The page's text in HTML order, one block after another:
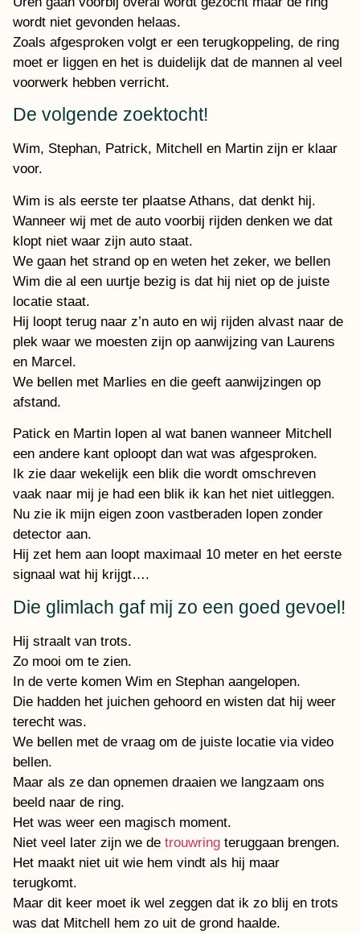
wordt niet gevonden helaas.
Zoals afgesproken volgt er een terugkoppeling, de ring
moet er liggen en het is duidelijk dat de mannen al veel
voorwerk hebben verricht.
De volgende zoektocht!
Wim, Stephan, Patrick, Mitchell en Martin zijn er klaar
voor.
Wim is als eerste ter plaatse Athans, dat denkt hij.
Wanneer wij met de auto voorbij rijden denken we dat
klopt niet waar zijn auto staat.
We gaan het strand op en weten het zeker, we bellen
Wim die al een uurtje bezig is dat hij niet op de juiste
locatie staat.
Hij loopt terug naar z’n auto en wij rijden alvast naar de
plek waar we moesten zijn op aanwijzing van Laurens
en Marcel.
We bellen met Marlies en die geeft aanwijzingen op
afstand.
Patick en Martin lopen al wat banen wanneer Mitchell
een andere kant oploopt dan wat was afgesproken.
Ik zie daar wekelijk een blik die wordt omschreven
vaak naar mij je had een blik ik kan het niet uitleggen.
Nu zie ik mijn eigen zoon vastberaden lopen zonder
detector aan.
Hij zet hem aan loopt maximaal 10 meter en het eerste
signaal wat hij krijgt….
Die glimlach gaf mij zo een goed gevoel!
Hij straalt van trots.
Zo mooi om te zien.
In de verte komen Wim en Stephan aangelopen.
Die hadden het juichen gehoord en wisten dat hij weer
terecht was.
We bellen met de vraag om de juiste locatie via video
bellen.
Maar als ze dan opnemen draaien we langzaam ons
beeld naar de ring.
Het was weer een magisch moment.
Niet veel later zijn we de trouwring teruggaan brengen.
Het maakt niet uit wie hem vindt als hij maar
terugkomt.
Maar dit keer moet ik wel zeggen dat ik zo blij en trots
was dat Mitchell hem zo uit de grond haalde.